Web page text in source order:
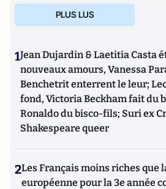
PLUS LUS
1Jean Dujardin & Laetitia Casta
nouveaux amours, Vanessa
Benchetrit enterrent le leur;
fond, Victoria Beckham fait du
Ronaldo du bisco-fils; Suri ex
Shakespeare queer
2Les Français moins riches que
européenne pour la 3e année